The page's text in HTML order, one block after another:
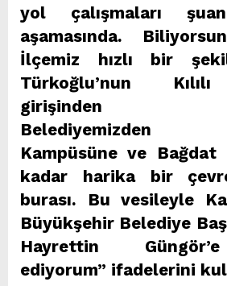
yol çalışmaları
aşamasında.
İlçemiz hızlı bir
Türkoğlu’nun
girişinden
Belediyemizden
Kampüsüne ve Bağdat
kadar harika bir
burası. Bu vesileyle
Büyükşehir Belediye
Hayrettin
ediyorum” ifadelerini